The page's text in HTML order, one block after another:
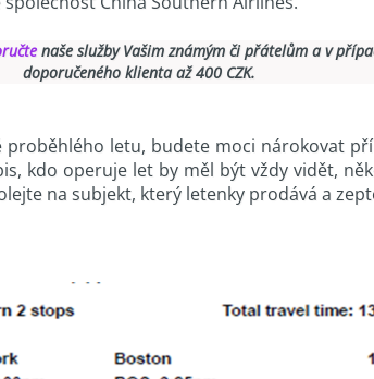
naše služby Vašim známým či přátelům a v
doporučeného klienta až 400 CZK.
letu, budete moci nárokovat
kdo operuje let by měl být vždy vidět,
na subjekt, který letenky prodává a